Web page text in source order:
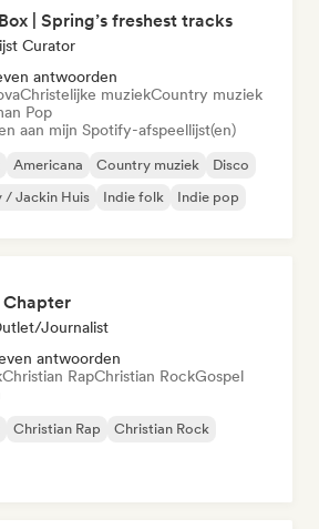
| Spring’s freshest tracks
Curator
antwoorden
Christelijke muziekCountry muziek
Pop
aan mijn Spotify-afspeellijst(en)
Americana Country muziek
Disco
/ Jackin Huis Indie folk Indie pop
Chapter
Journalist
antwoorden
Christian RapChristian RockGospel
Christian Rap
Christian Rock